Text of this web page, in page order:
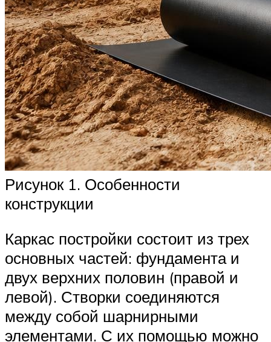
Рисунок 1. Особенности
конструкции
Каркас постройки состоит из трех
основных частей: фундамента и
двух верхних половин (правой и
левой). Створки соединяются
между собой шарнирными
элементами. С их помощью можно